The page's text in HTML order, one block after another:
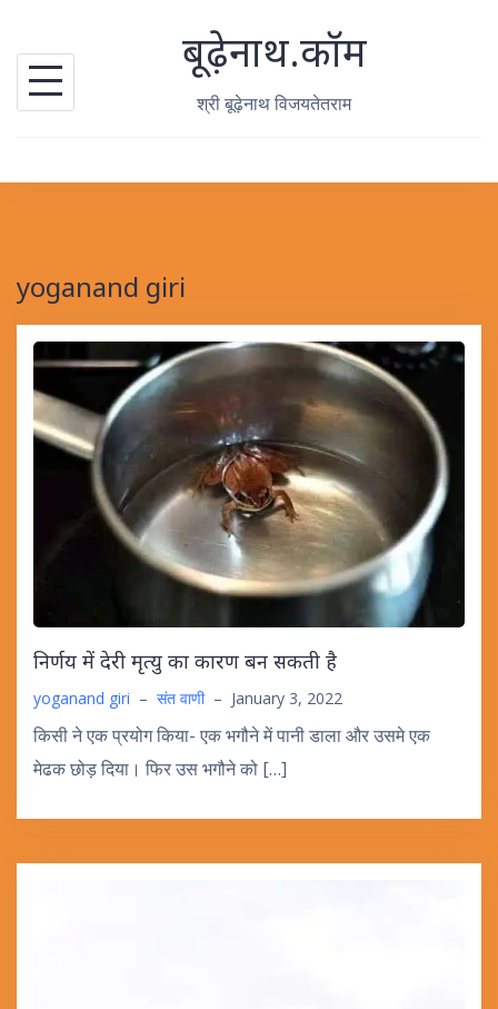
content
बूढ़ेनाथ.कॉम
श्री बूढ़ेनाथ विजयतेतराम
yoganand giri
निर्णय में देरी मृत्यु का कारण बन सकती है
yoganand giri – संत वाणी – January 3, 2022
किसी ने एक प्रयोग किया- एक भगौने में पानी डाला और उसमे एक
मेढक छोड़ दिया। फिर उस भगौने को […]